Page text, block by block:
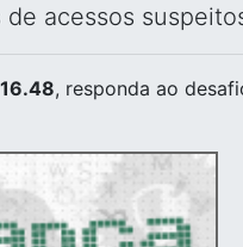
acessos
, responda ao